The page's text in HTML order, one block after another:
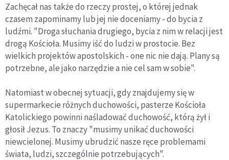
Zachęcał nas także do rzeczy prostej, o której jednak
czasem zapominamy lub jej nie doceniamy - do bycia z
ludźmi. "Droga słuchania drugiego, bycia z nim w relacji jest
drogą Kościoła. Musimy iść do ludzi w prostocie. Bez
wielkich projektów apostolskich - one nic nie dają. Plany są
potrzebne, ale jako narzędzie a nie cel sam w sobie".
Natomiast w obecnej sytuacji, gdy znajdujemy się w
supermarkecie różnych duchowości, pasterze Kościoła
Katolickiego powinni naśladować duchowość, którą żył i
głosił Jezus. To znaczy "musimy unikać duchowości
niewcielonej. Musimy ubrudzić nasze ręce problemami
świata, ludzi, szczególnie potrzebujących".